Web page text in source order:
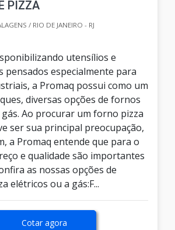
PIZZA
/ RIO DE JANEIRO - RJ
utensílios e
pensados especialmente para
a Promaq possui como um
diversas opções de fornos
Ao procurar um forno pizza
ser sua principal preocupação,
a Promaq entende que para o
e qualidade são importantes
as nossas opções de
elétricos ou a gás:F...
Cotar agora